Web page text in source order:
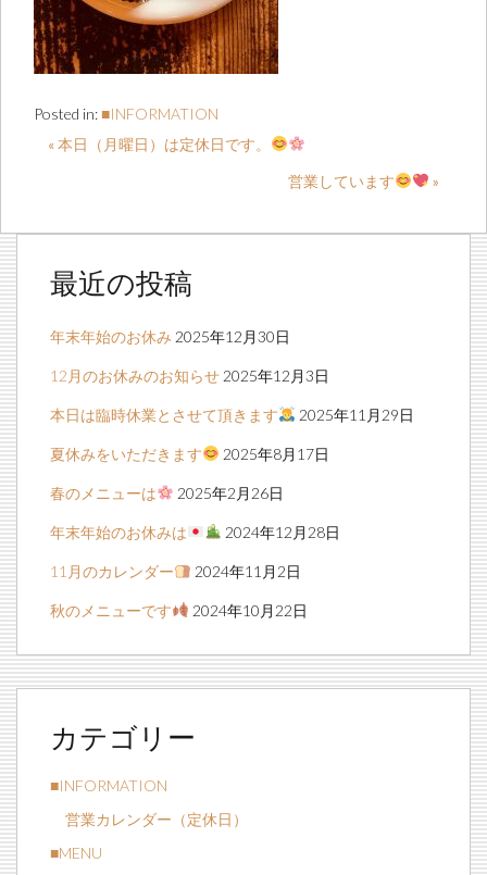
Posted in:■INFORMATION
« 本日（月曜日）は定休日です。
営業しています
»
最近の投稿
年末年始のお休み 2025年12月30日
12月のお休みのお知らせ 2025年12月3日
本日は臨時休業とさせて頂きます 2025年11月29日
夏休みをいただきます 2025年8月17日
春のメニューは 2025年2月26日
年末年始のお休みは 2024年12月28日
11月のカレンダー 2024年11月2日
秋のメニューです 2024年10月22日
カテゴリー
■INFORMATION
営業カレンダー（定休日）
■MENU